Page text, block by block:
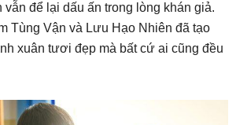
vẫn để lại dấu ấn trong lòng khán giả.
Tùng Vận và Lưu Hạo Nhiên đã tạo
xuân tươi đẹp mà bất cứ ai cũng đều